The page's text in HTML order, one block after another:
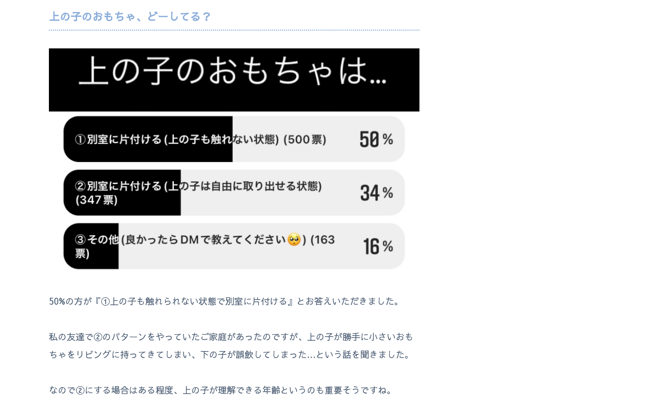
上の子のおもちゃ、どーしてる？
50%の方が『①上の子も触れられない状態で別室に片付ける』とお答えいただきました。
私の友達で②のパターンをやっていたご家庭があったのですが、上の子が勝手に小さいおも
ちゃをリビングに持ってきてしまい、下の子が誤飲してしまった…という話を聞きました。
なので②にする場合はある程度、上の子が理解できる年齢というのも重要そうですね。